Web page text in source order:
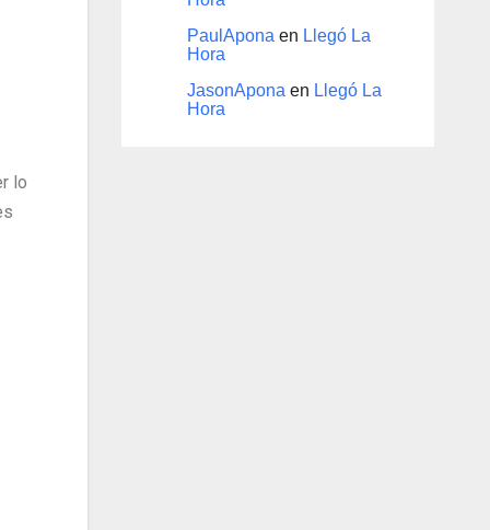
lo
PaulAponaen Llegó La
Hora
JasonAponaen Llegó La
Hora